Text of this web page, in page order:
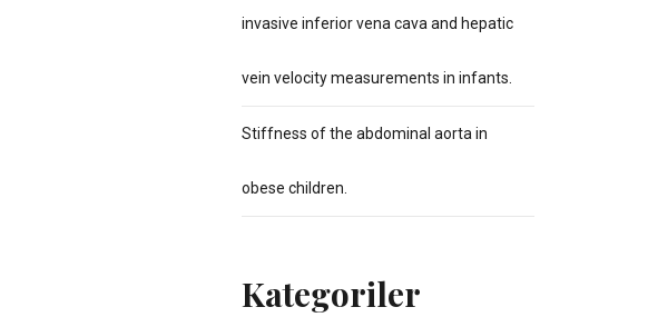
invasive inferior vena cava and hepatic
vein velocity measurements in infants.
Stiffness of the abdominal aorta in
obese children.
Kategoriler